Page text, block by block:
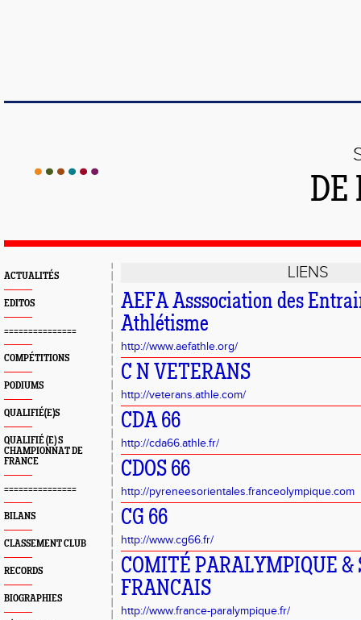
DE
ACTUALITÉS
EDITOS
===============
COMPÉTITIONS
PODIUMS
QUALIFIÉ(E)S
QUALIFIÉ (E) S
CHAMPIONNAT DE
FRANCE
===============
BILANS
CLASSEMENT CLUB
RECORDS
BIOGRAPHIES
LIENS
AEFA Asssociation des
Athlétisme
http://www.aefathle.org/
C N VETERANS
http://veterans.athle.com/
CDA 66
http://cda66.athle.fr/
CDOS 66
http://pyreneesorientales.franceolympique.com
CG 66
http://www.cg66.fr/
COMITÉ PARALYMPIQUE &
FRANCAIS
http://www.france-paralympique.fr/